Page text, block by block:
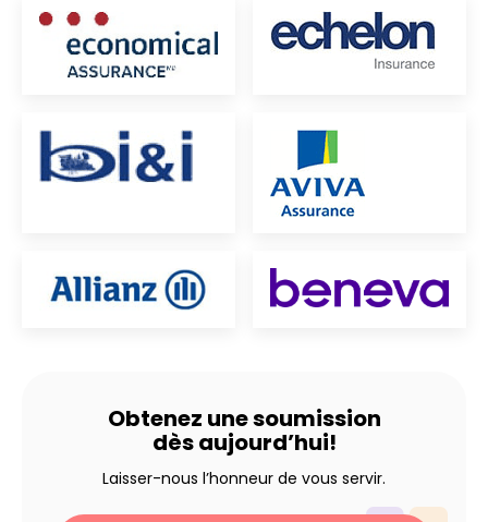
Obtenez une soumission
dès aujourd’hui!
Laisser-nous l’honneur de vous servir.